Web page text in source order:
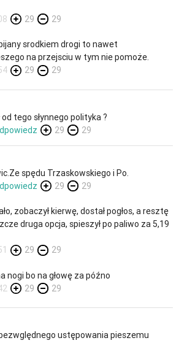
29 29
srodkiem drogi to nawet
na przejsciu w tym nie pomoże.
29 29
tego słynnego polityka ?
29 29
spędu Trzaskowskiego i Po.
29 29
zobaczył kierwę, dostał pogłos, a resztę
druga opcja, spieszył po paliwo za 5,19
29 29
nogi bo na głowę za późno
29 29
ustępowania pieszemu